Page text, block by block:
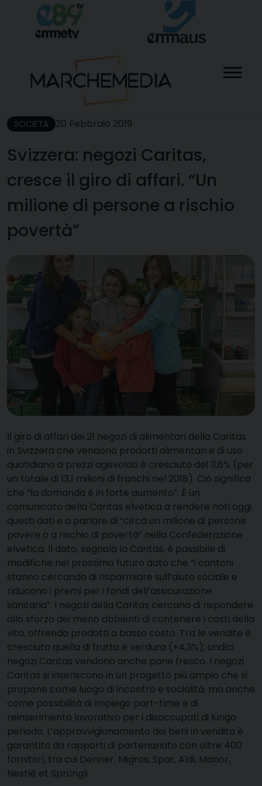
content
SOCIETÀ 20 Febbraio 2019
Svizzera: negozi Caritas,
cresce il giro di affari. “Un
milione di persone a rischio
povertà”
Il giro di affari dei 21 negozi di alimentari della Caritas
in Svizzera che vendono prodotti alimentari e di uso
quotidiano a prezzi agevolati è cresciuto del 3,6% (per
un totale di 13,1 milioni di franchi nel 2018). Ciò significa
che “la domanda è in forte aumento”. È un
comunicato della Caritas elvetica a rendere noti oggi
questi dati e a parlare di “circa un milione di persone
povere o a rischio di povertà” nella Confederazione
elvetica. Il dato, segnala la Caritas, è passibile di
modifiche nel prossimo futuro dato che “i cantoni
stanno cercando di risparmiare sull’aiuto sociale e
riducono i premi per i fondi dell’assicurazione
sanitaria”. I negozi della Caritas cercano di rispondere
allo sforzo dei meno abbienti di contenere i costi della
vita, offrendo prodotti a basso costo. Tra le vendite è
cresciuta quella di frutta e verdura (+4,3%); undici
negozi Caritas vendono anche pane fresco. I negozi
Caritas si inseriscono in un progetto più ampio che si
propone come luogo di incontro e socialità, ma anche
come possibilità di impiego part-time e di
reinserimento lavorativo per i disoccupati di lungo
periodo. L’approvvigionamento dei beni in vendita è
garantito da rapporti di partenariato con oltre 400
fornitori, tra cui Denner, Migros, Spar, Aldi, Manor,
Nestlé et Sprüngli.